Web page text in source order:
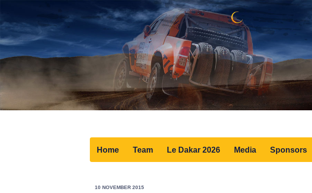
Home Team Le Dakar 2026 Media Sponsors
10 NOVEMBER 2015